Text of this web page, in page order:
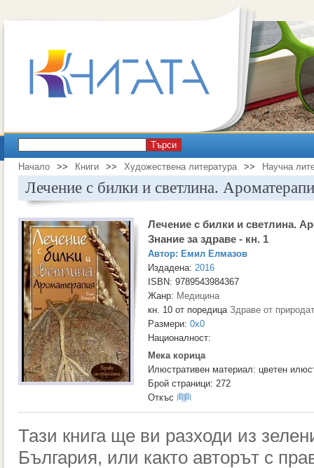
Търси
Начало >> Книги >> Художествена литература >> Научна
Лечение с билки и светлина.
Лечение с билки и светлина.
Знание за здраве - кн. 1
Автор: Емил Елмазов
Издадена: 2016
ISBN: 9789543984367
Жанр: Медицина
кн. 10 от поредица Здраве от
Размери: 0x0
Националност:
Мека корица
Илюстративен материал: цветен
Брой страници: 272
Откъс
Тази книга ще ви разходи из
България, или както авторът с